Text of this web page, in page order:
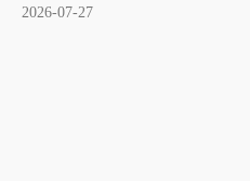
2026-07-27